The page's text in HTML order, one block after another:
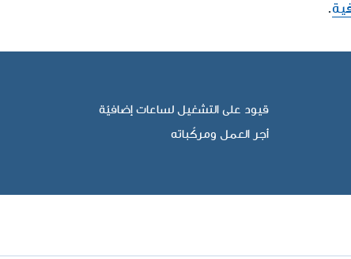
.
قيود على التشغيل لساعات إضافيّة
أجر العمل ومركّباته